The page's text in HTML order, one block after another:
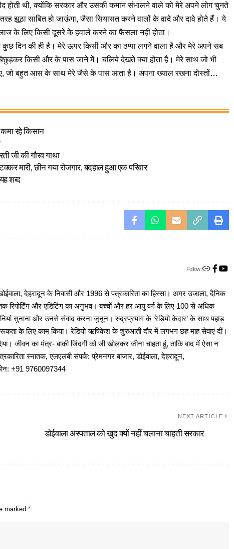
होती थी, क्योंकि सरकार और उसकी कमान संभालने वाले को मेरे अपने लोग चुनते
झूठा साबित हो जाऊंगा, जैसा सियासत करने वालों के वादे और दावे होते हैं। ये
के लिए किसी दूसरे के हवाले करने का फैसला नहीं होता।
कुछ दिन की ही है। मेरे ऊपर किसी और का ठप्पा लगने वाला है और मेरे अपने सब
बिछुड़कर किसी और के पास जाने में। चलिये देखते क्या होता है। मेरे साथ जो भी
जो बहुत आस के साथ मेरे जैसे के पास आता है। अपना ख्याल रखना दोस्तों…
रहे किसान
जी की गौरव गाथा
मारी, छीन गया रोजगार, बदहाल हुआ एक परिवार
शब्द
Follow:
देहरादून के निवासी और 1996 से पत्रकारिता का हिस्सा। अमर उजाला, दैनिक
रिपोर्टिंग और एडिटिंग का अनुभव। बच्चों और हर आयु वर्ग के लिए 100 से अधिक
सुनाना और उनसे संवाद करना जुनून। रुद्रप्रयाग के ‘रेडियो केदार’ के साथ पहाड़
के लिए काम किया। रेडियो ऋषिकेश के शुरुआती दौर में लगभग छह माह सेवाएं दीं।
जीवन का मंत्र- बाकी जिंदगी को जी खोलकर जीना चाहता हूं, ताकि बाद में ऐसा न
स्नातक, एलएलबी संपर्क: प्रेमनगर बाजार, डोईवाला, देहरादून,
+91 9760097344
NEXT ARTICLE
डोईवाला अस्पताल को खुद क्यों नहीं चलाना चाहती सरकार
marked *